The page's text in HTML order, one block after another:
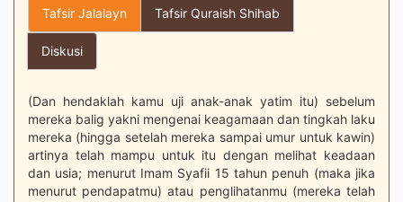
Tafsir Jalalayn Tafsir Quraish Shihab
Diskusi
(Dan hendaklah kamu uji anak-anak yatim itu) sebelum
mereka balig yakni mengenai keagamaan dan tingkah laku
mereka (hingga setelah mereka sampai umur untuk kawin)
artinya telah mampu untuk itu dengan melihat keadaan
dan usia; menurut Imam Syafii 15 tahun penuh (maka jika
menurut pendapatmu) atau penglihatanmu (mereka telah